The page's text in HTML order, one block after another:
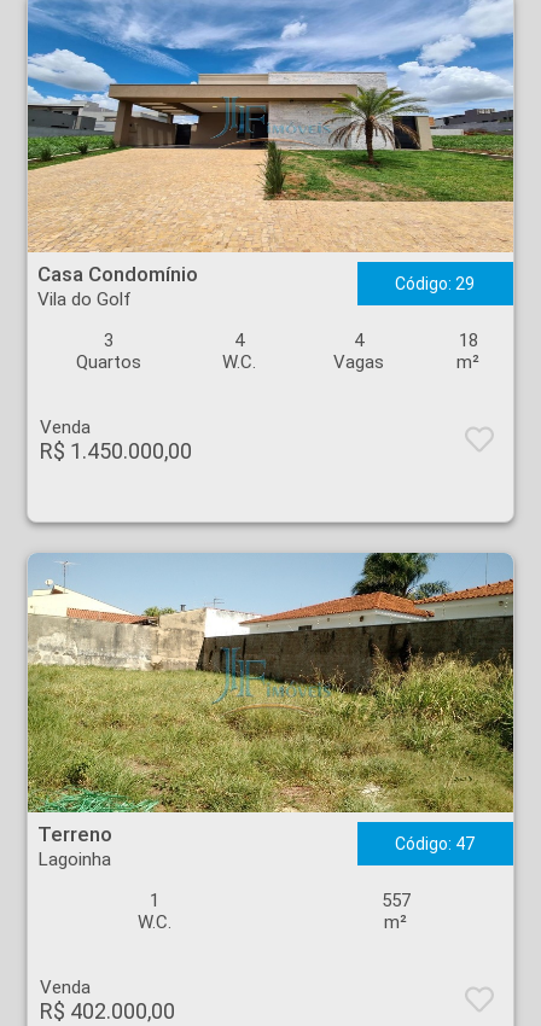
Casa Condomínio - Vila do Golf - Ribeirão Preto
Casa Condomínio
Vila do Golf
Código: 29
3
Quartos
4
W.C.
4
Vagas
18
m²
Venda
R$ 1.450.000,00
Terreno - Lagoinha - Ribeirão Preto
Terreno
Lagoinha
Código: 47
1
W.C.
557
m²
Venda
R$ 402.000,00